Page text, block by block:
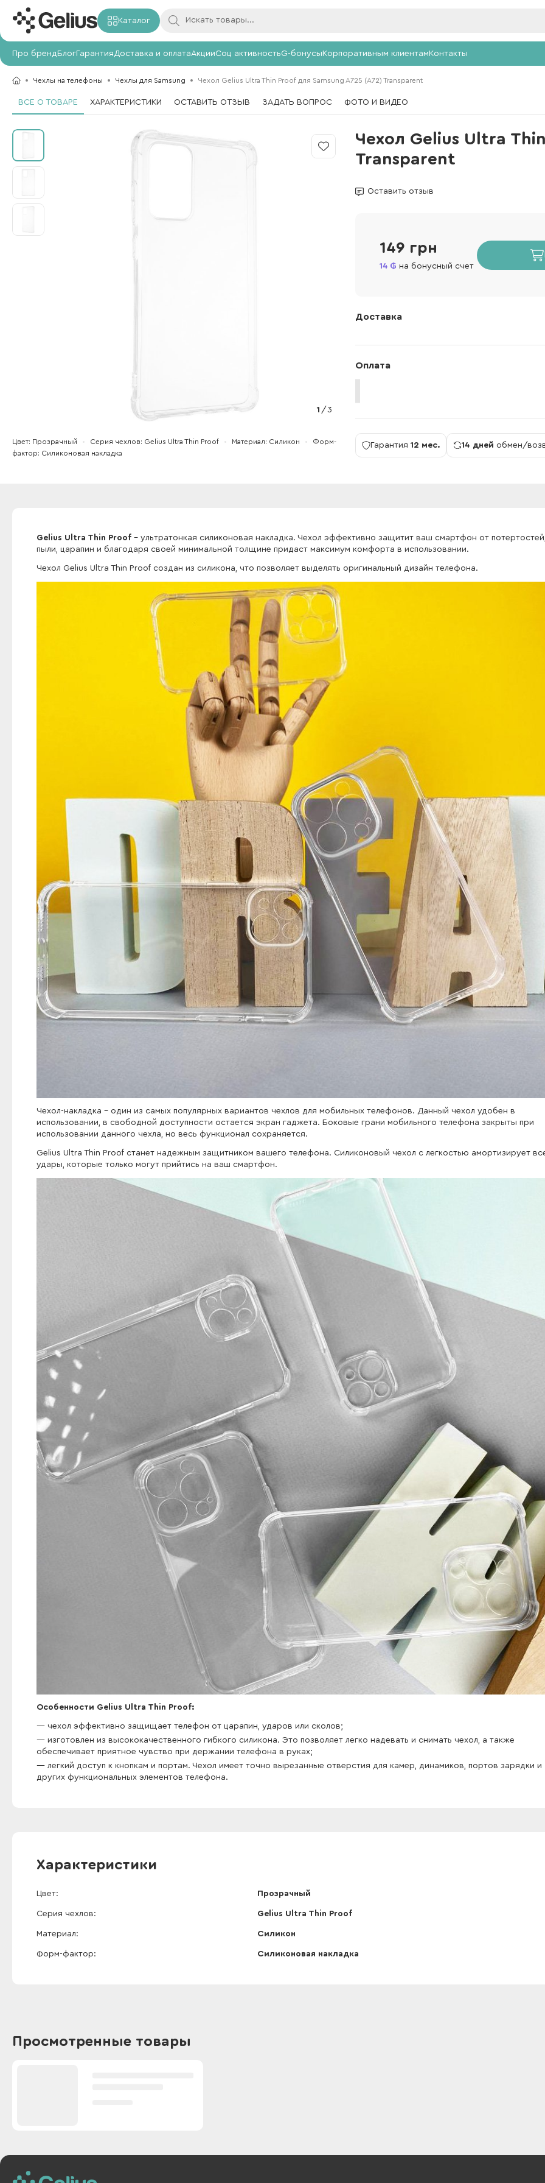
Каталог
Про брендБлогГарантия Доставка и оплатаАкцииСоц активностьG-бонусыКорпоративным клиентамКонтакты
Чехлы на телефоны Чехлы для Samsung Чехол Gelius Ultra Thin Proof для Samsung A725 (A72) Transparent
ВСЕ О ТОВАРЕ ХАРАКТЕРИСТИКИ ОСТАВИТЬ ОТЗЫВ ЗАДАТЬ ВОПРОС ФОТО И ВИДЕО
Чехол Gelius Ultra
Transparent
Оставить отзыв
1 /3
Цвет Прозрачный Серия чехлов Gelius Ultra Thin Proof Материал Силикон
Форм-
фактор
Силиконовая накладка
149 грн
14 на бонусный счет
Доставка
Оплата
Гарантия 12 мес. 14 дней обмен/
Gelius Ultra Thin Proof - ультратонкая силиконовая накладка. Чехол эффективно защитит ваш смартфон от
пыли, царапин и благодаря своей минимальной толщине придаст максимум комфорта в использовании.
Чехол Gelius Ultra Thin Proof создан из силикона, что позволяет выделять оригинальный дизайн телефона.
Чехол-накладка - один из самых популярных вариантов чехлов для мобильных телефонов. Данный чехол удобен в
использовании, в свободной доступности остается экран гаджета. Боковые грани мобильного телефона закрыты при
использовании данного чехла, но весь функционал сохраняется.
Gelius Ultra Thin Proof станет надежным защитником вашего телефона. Силиконовый чехол с легкостью амортизирует
удары, которые только могут прийтись на ваш смартфон.
Особенности Gelius Ultra Thin Proof:
чехол эффективно защищает телефон от царапин, ударов или сколов;
изготовлен из высококачественного гибкого силикона. Это позволяет легко надевать и снимать чехол, а также
обеспечивает приятное чувство при держании телефона в руках;
легкий доступ к кнопкам и портам. Чехол имеет точно вырезанные отверстия для камер, динамиков, портов зарядки и
других функциональных элементов телефона.
Характеристики
Цвет Прозрачный
Серия чехлов Gelius Ultra Thin Proof
Материал Силикон
Форм-фактор Силиконовая накладка
Просмотренные товары